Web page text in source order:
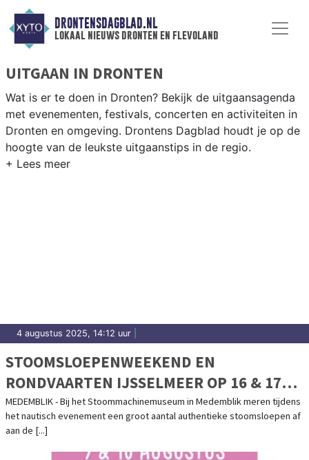
DRONTENSDAGBLAD.NL
lokaal nieuws dronten en flevoland
UITGAAN IN DRONTEN
Wat is er te doen in Dronten? Bekijk de uitgaansagenda
met evenementen, festivals, concerten en activiteiten in
Dronten en omgeving. Drontens Dagblad houdt je op de
hoogte van de leukste uitgaanstips in de regio.
4 augustus 2025, 14:12 uur
STOOMSLOEPENWEEKEND EN
RONDVAARTEN IJSSELMEER OP 16 & 17
AUGUSTUS
MEDEMBLIK - Bij het Stoommachinemuseum in Medemblik meren tijdens
het nautisch evenement een groot aantal authentieke stoomsloepen af
aan de [...]